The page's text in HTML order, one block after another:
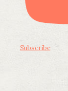
Subscribe